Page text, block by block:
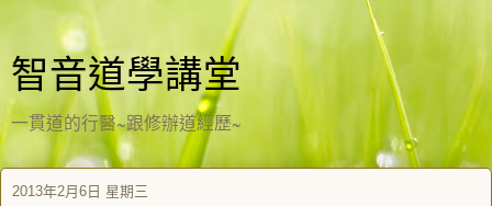
智音道學講堂
一貫道的行醫~跟修辦道經歷~
2013年2月6日 星期三